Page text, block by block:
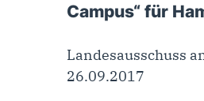
Campus“ für
Landesausschuss
26.09.2017